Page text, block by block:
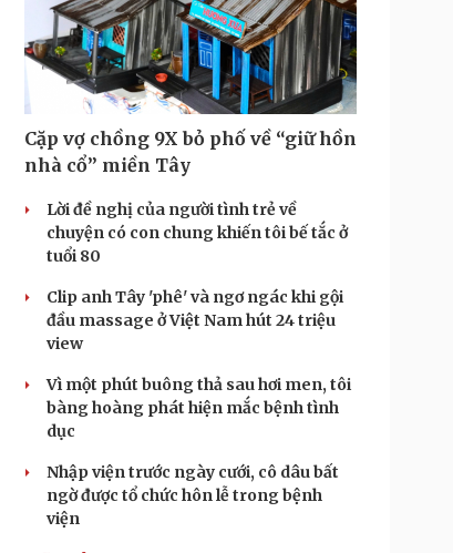
tin doanh nghiệp
nghiệp 24h
nhân
Sành điệu
Tin Công nghệ
Trải nghiệm
Chuyển đổi số
Podcast
Câu chuyện thời sự
Đọc truyện đêm khuya
Cửa sổ tình yêu
Cặp vợ chồng 9X bỏ phố về “giữ hồn
nhà cổ” miền Tây
Lời đề nghị của người tình trẻ về
chuyện có con chung khiến tôi bế tắc ở
tuổi 80
Clip anh Tây 'phê' và ngơ ngác khi gội
đầu massage ở Việt Nam hút 24 triệu
view
Vì một phút buông thả sau hơi men, tôi
bàng hoàng phát hiện mắc bệnh tình
dục
Nhập viện trước ngày cưới, cô dâu bất
ngờ được tổ chức hôn lễ trong bệnh
viện